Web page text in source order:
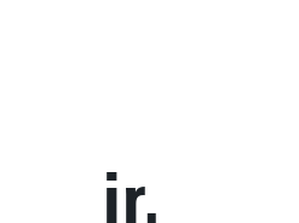
ir.